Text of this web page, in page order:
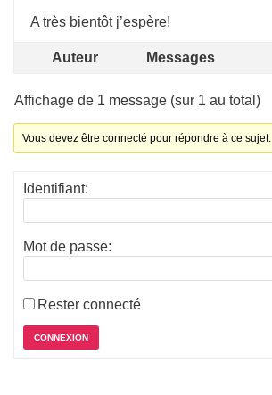
A très bientôt j’espère!
Auteur Messages
Affichage de 1 message (sur 1 au total)
Vous devez être connecté pour répondre à ce sujet.
Identifiant:
Mot de passe:
Rester connecté
CONNEXION